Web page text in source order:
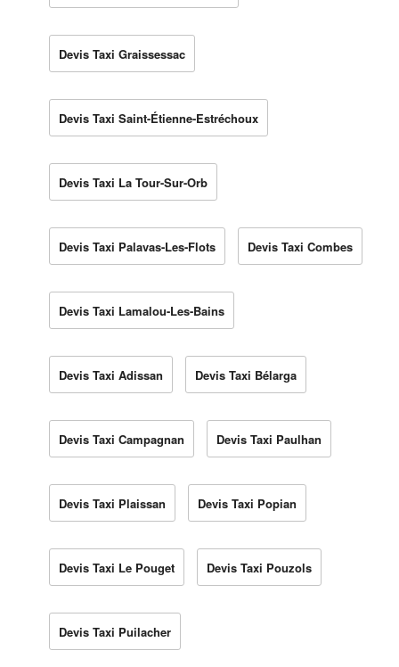
Devis Taxi Graissessac
Devis Taxi Saint-Étienne-Estréchoux
Devis Taxi La Tour-Sur-Orb
Devis Taxi Palavas-Les-Flots Devis Taxi Combes
Devis Taxi Lamalou-Les-Bains
Devis Taxi Adissan Devis Taxi Bélarga
Devis Taxi Campagnan Devis Taxi Paulhan
Devis Taxi Plaissan Devis Taxi Popian
Devis Taxi Le Pouget Devis Taxi Pouzols
Devis Taxi Puilacher